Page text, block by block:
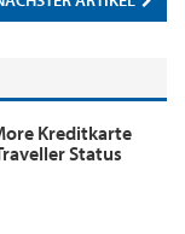
Kreditkarte
Status